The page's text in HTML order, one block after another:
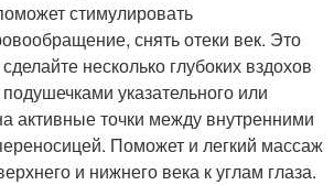
стимулировать
снять отеки век. Это
несколько глубоких вздохов
указательного или
активные точки между внутренними
Поможет и легкий массаж
и нижнего века к углам глаза.